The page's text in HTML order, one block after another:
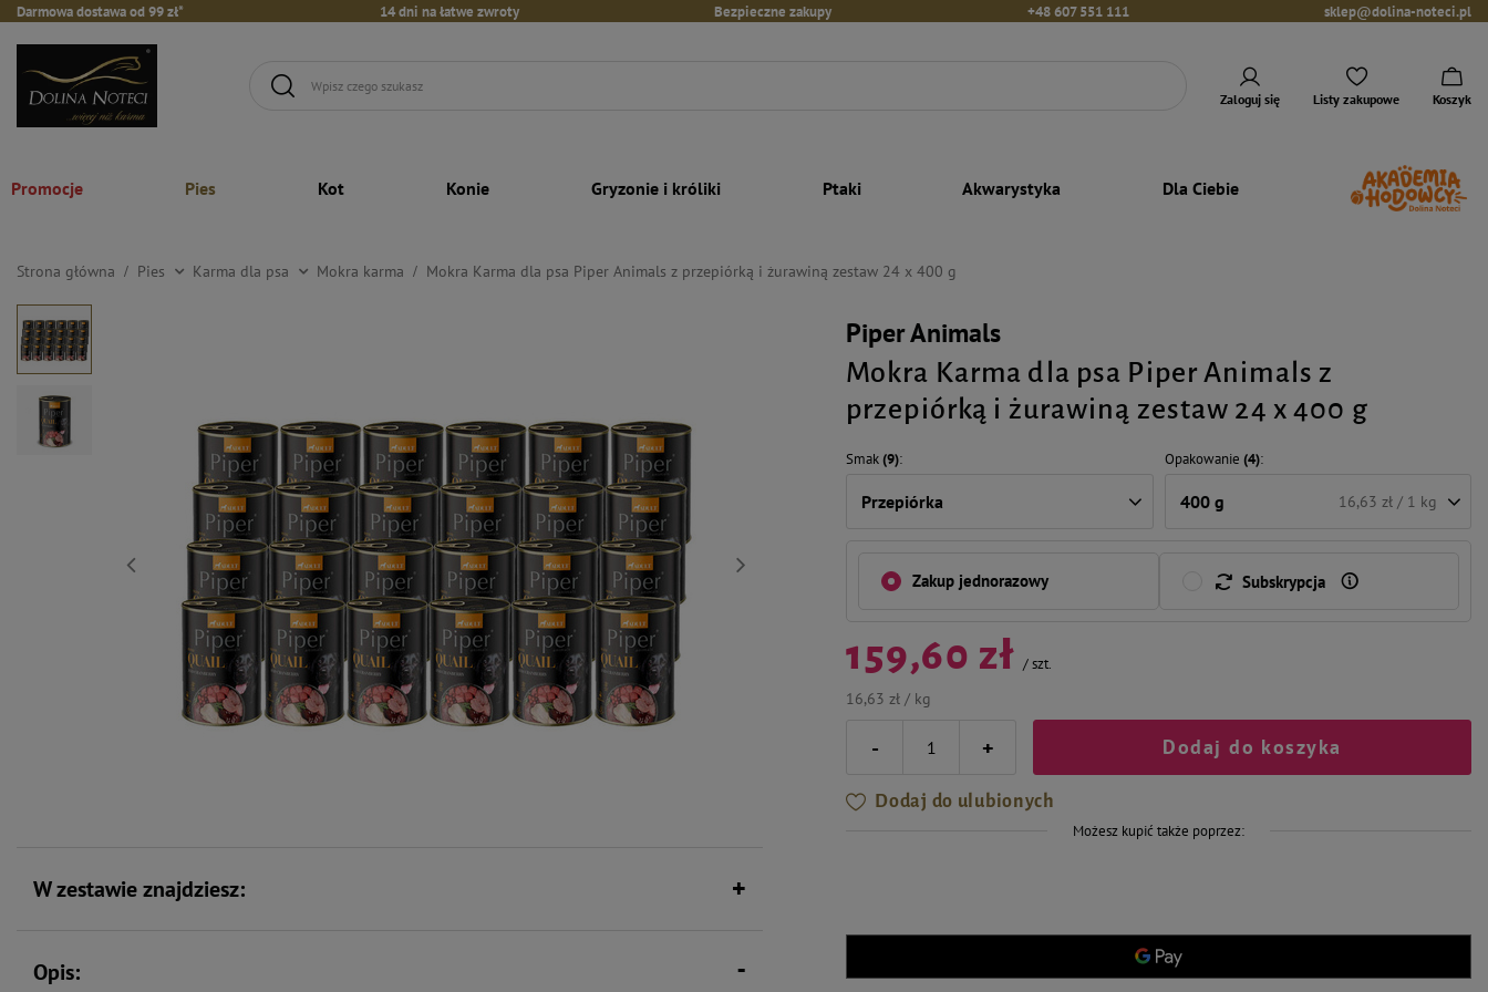
Darmowa dostawa od 99 zł* 14 dni na łatwe zwroty Bezpieczne zakupy +48 607 551 111 sklep@dolina-noteci.pl
Zaloguj się Listy zakupowe Koszyk
Promocje Pies Kot Konie Gryzonie i króliki Ptaki Akwarystyka Dla Ciebie
Strona główna Pies Karma dla psa Mokra karma Mokra Karma dla psa Piper Animals z przepiórką i żurawiną zestaw 24 x 400 g
Piper Animals
Mokra Karma dla psa Piper Animals z
przepiórką i żurawiną zestaw 24 x 400 g
Smak(9)
Przepiórka
Opakowanie (4)
400 g 16,63 zł / 1 kg
Zakup jednorazowy Subskrypcja
159,60 zł /szt.
16,63 zł / kg
- + Dodaj do koszyka
Dodaj do ulubionych
Możesz kupić także poprzez:
W zestawie znajdziesz:
Opis: